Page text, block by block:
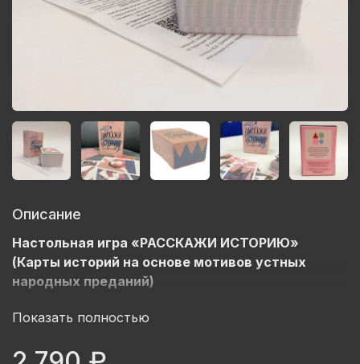
Описание
Настольная игра «РАССКАЖИ ИСТОРИЮ»
(Карты историй на основе мотивов устных
народных преданий)
Для фасилитаторов, бизнес-тренеров, коучей.
карты, в которых заложены традиционные
Показать полностью